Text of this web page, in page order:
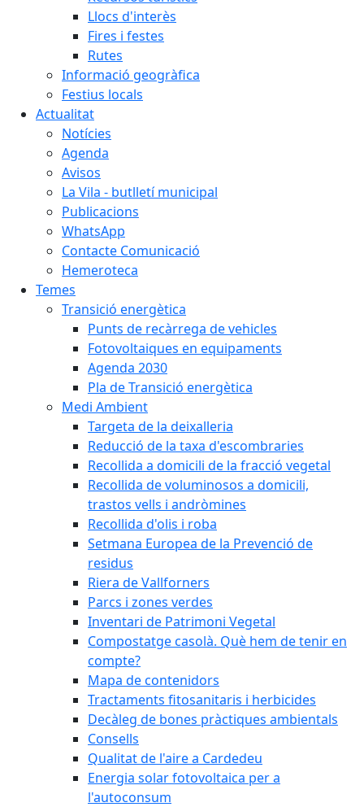
Llocs d'interès
Fires i festes
Rutes
Informació geogràfica
Festius locals
Actualitat
Notícies
Agenda
Avisos
La Vila - butlletí municipal
Publicacions
WhatsApp
Contacte Comunicació
Hemeroteca
Temes
Transició energètica
Punts de recàrrega de vehicles
Fotovoltaiques en equipaments
Agenda 2030
Pla de Transició energètica
Medi Ambient
Targeta de la deixalleria
Reducció de la taxa d'escombraries
Recollida a domicili de la fracció vegetal
Recollida de voluminosos a domicili,
trastos vells i andròmines
Recollida d'olis i roba
Setmana Europea de la Prevenció de
residus
Riera de Vallforners
Parcs i zones verdes
Inventari de Patrimoni Vegetal
Compostatge casolà. Què hem de tenir en
compte?
Mapa de contenidors
Tractaments fitosanitaris i herbicides
Decàleg de bones pràctiques ambientals
Consells
Qualitat de l'aire a Cardedeu
Energia solar fotovoltaica per a
l'autoconsum